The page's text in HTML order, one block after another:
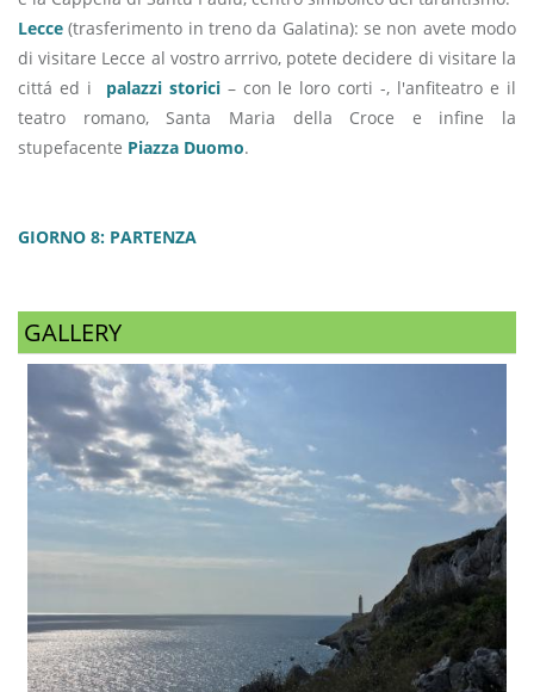
Lecce (trasferimento in treno da Galatina): se non avete modo
di visitare Lecce al vostro arrrivo, potete decidere di visitare la
cittá ed i palazzi storici– con le loro corti -, l'anfiteatro e il
teatro romano, Santa Maria della Croce e infine la
stupefacente Piazza Duomo.
GIORNO 8: PARTENZA
GALLERY